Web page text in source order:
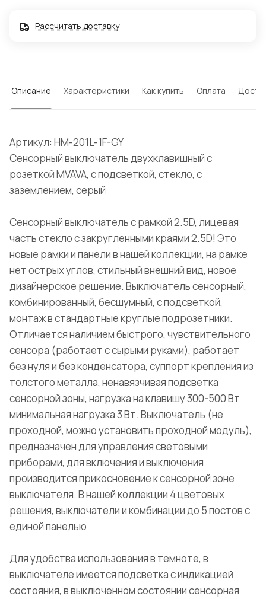
Рассчитать доставку
Описание Характеристики Как купить Оплата
Артикул: HM-201L-1F-GY
Сенсорный выключатель двухклавишный с
розеткой MVAVA, с подсветкой, стекло, с
заземлением, серый
Сенсорный выключатель с рамкой 2.5D, лицевая
часть стекло с закругленными краями 2.5D! Это
новые рамки и панели в нашей коллекции, на рамке
нет острых углов, стильный внешний вид, новое
дизайнерское решение. Выключатель сенсорный,
комбинированный, бесшумный, с подсветкой,
монтаж в стандартные круглые подрозетники.
Отличается наличием быстрого, чувствительного
сенсора (работает с сырыми руками), работает
без нуля и без конденсатора, суппорт крепления из
толстого металла, ненавязчивая подсветка
сенсорной зоны, нагрузка на клавишу 300-500 Вт
минимальная нагрузка 3 Вт. Выключатель (не
проходной, можно установить проходной модуль),
предназначен для управления световыми
приборами, для включения и выключения
производится прикосновение к сенсорной зоне
выключателя. В нашей коллекции 4 цветовых
решения, выключатели и комбинации до 5 постов с
единой панелью
Для удобства использования в темноте, в
выключателе имеется подсветка с индикацией
состояния, в выключенном состоянии сенсорная